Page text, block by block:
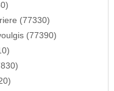
(77330)
(77390)